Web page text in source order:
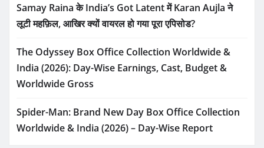
Samay Raina के India’s Got Latent में Karan Aujla ने
लूटी महफ़िल, आखिर क्यों वायरल हो गया पूरा एपिसोड?
The Odyssey Box Office Collection Worldwide &
India (2026): Day-Wise Earnings, Cast, Budget &
Worldwide Gross
Spider-Man: Brand New Day Box Office Collection
Worldwide & India (2026) – Day-Wise Report